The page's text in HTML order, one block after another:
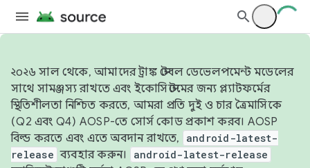
২০২৬ সাল থেকে, আমাদের ট্রাঙ্ক স্টেবল ডেভেলপমেন্ট মডেলের
সাথে সামঞ্জস্য রাখতে এবং ইকোসিস্টেমের জন্য প্ল্যাটফর্মের
স্থিতিশীলতা নিশ্চিত করতে, আমরা প্রতি দুই ও চার ত্রৈমাসিকে
(Q2 এবং Q4) AOSP-তে সোর্স কোড প্রকাশ করব। AOSP
বিল্ড করতে এবং এতে অবদান রাখতে,
android-latest-
release ব্যবহার করুন। android-latest-release